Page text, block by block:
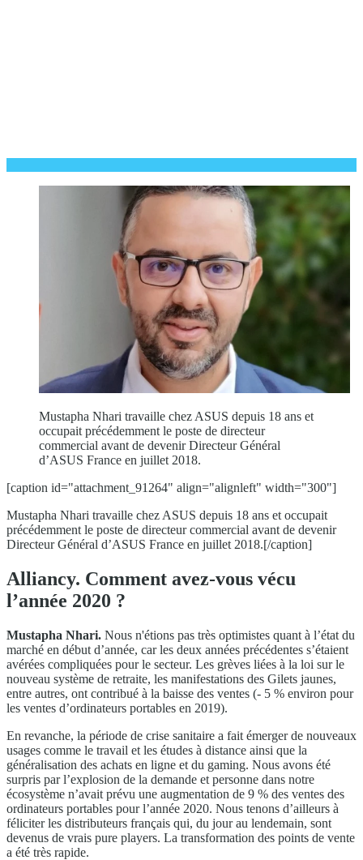
Mustapha Nhari travaille chez ASUS depuis 18 ans et
occupait précédemment le poste de directeur
commercial avant de devenir Directeur Général
d’ASUS France en juillet 2018.
[caption id="attachment_91264" align="alignleft" width="300"]
Mustapha Nhari travaille chez ASUS depuis 18 ans et occupait
précédemment le poste de directeur commercial avant de devenir
Directeur Général d’ASUS France en juillet 2018.[/caption]
Alliancy. Comment avez-vous vécu
l’année 2020 ?
Mustapha Nhari. Nous n'étions pas très optimistes quant à l’état du
marché en début d’année, car les deux années précédentes s’étaient
avérées compliquées pour le secteur. Les grèves liées à la loi sur le
nouveau système de retraite, les manifestations des Gilets jaunes,
entre autres, ont contribué à la baisse des ventes (- 5 % environ pour
les ventes d’ordinateurs portables en 2019).
En revanche, la période de crise sanitaire a fait émerger de nouveaux
usages comme le travail et les études à distance ainsi que la
généralisation des achats en ligne et du gaming. Nous avons été
surpris par l’explosion de la demande et personne dans notre
écosystème n’avait prévu une augmentation de 9 % des ventes des
ordinateurs portables pour l’année 2020. Nous tenons d’ailleurs à
féliciter les distributeurs français qui, du jour au lendemain, sont
devenus de vrais pure players. La transformation des points de vente
a été très rapide.